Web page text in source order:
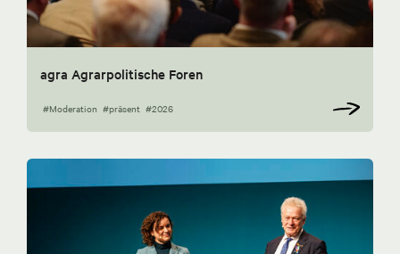
agra Agrarpolitische Foren
#Moderation #präsent #2026